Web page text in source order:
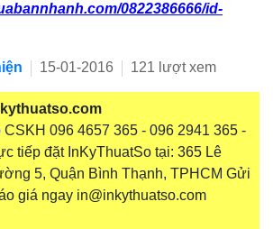
0822386666/id-
15-01-2016 121 lượt xem
CSKH 096 4657 365 - 096 2941 365 -
tiếp đặt InKyThuatSo tại: 365 Lê
5, Quận Bình Thạnh, TPHCM Gửi
giá ngay in@inkythuatso.com